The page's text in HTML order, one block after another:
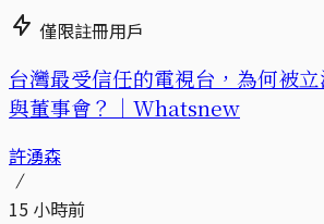
僅限註冊用戶
台灣最受信任的電視台，為何被
與董事會？｜Whatsnew
許湧森
15 小時前